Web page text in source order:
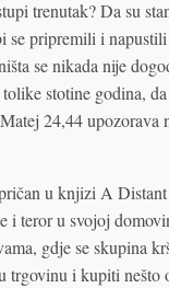
trenutak? Da su
se pripremili i
se nikada nije
stotine godina,
24,44
u knjizi A
i teror u svojoj
gdje se skupina
trgovinu i kupiti nešto